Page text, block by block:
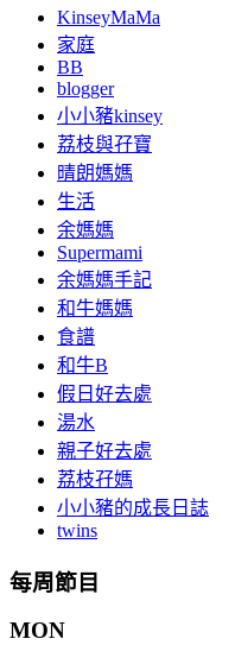
KinseyMaMa
家庭
BB
blogger
小小豬kinsey
荔枝與孖寶
晴朗媽媽
生活
余媽媽
Supermami
余媽媽手記
和牛媽媽
食譜
和牛B
假日好去處
湯水
親子好去處
荔枝孖媽
小小豬的成長日誌
twins
每周節目
MON